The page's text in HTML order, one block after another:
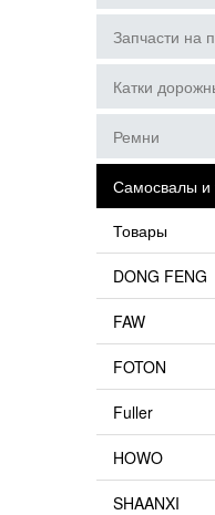
Запчасти на
Катки
Ремни
Самосвалы и
Товары
DONG FENG
FAW
FOTON
Fuller
HOWO
SHAANXI